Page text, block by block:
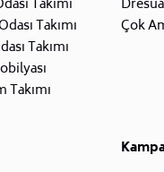
Takımı
Takımı
Takımı
Takımı
Çok